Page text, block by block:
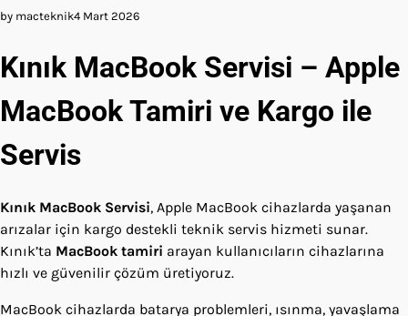
by macteknik4 Mart 2026
Kınık MacBook Servisi – Apple
MacBook Tamiri ve Kargo ile
Servis
Kınık MacBook Servisi, Apple MacBook cihazlarda yaşanan
arızalar için kargo destekli teknik servis hizmeti sunar.
Kınık’ta MacBook tamiri arayan kullanıcıların cihazlarına
hızlı ve güvenilir çözüm üretiyoruz.
MacBook cihazlarda batarya problemleri, ısınma, yavaşlama